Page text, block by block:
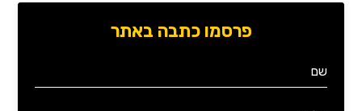
פרסמו כתבה באתר